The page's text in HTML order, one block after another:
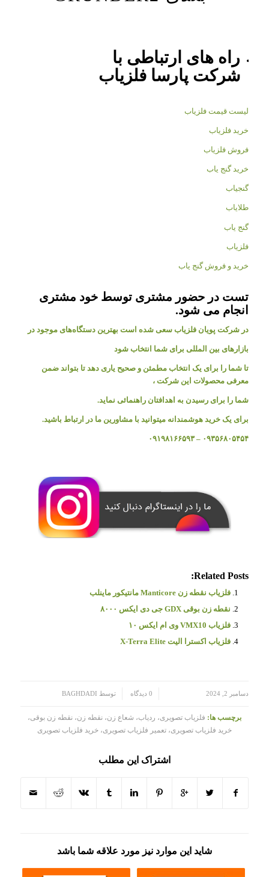
راه های ارتباطی با
شرکت پارسا فلزیاب
لیست قیمت فلزیاب
خرید فلزیاب
فروش فلزیاب
خرید گنج یاب
گنجیاب
طلایاب
گنج یاب
فلزیاب
خرید و فروش گنج یاب
تست در حضور مشتری توسط خود مشتری
انجام می شود.
در شرکت پویان فلزیاب سعی شده است بهترین دستگاه‌های موجود در
بازار‌های بین المللی برای شما انتخاب شود
تا شما را برای یک انتخاب مطمئن و صحیح یاری دهد تا بتواند ضمن
معرفی محصولات این شرکت ،
شما را برای رسیدن به اهدافتان راهنمائی نماید.
برای یک خرید هوشمندانه میتوانید با مشاورین ما در ارتباط باشید.
۰۹۳۵۶۸۰۵۴۵۴ – ۰۹۱۹۸۱۶۶۵۹۳
Related Posts:
فلزیاب نقطه زن Manticore مانتیکور ماینلب
نقطه زن بوقی GDX جی دی ایکس ۸۰۰۰
فلزیاب VMX10 وی ام ایکس ۱۰
فلزیاب اکسترا الیت X-Terra Elite
دسامبر 2, 2024 0 دیدگاه توسط BAGHDADI
برچسب ها: فلزیاب تصویری، ردیاب، شعاع زن، نقطه زن، نقطه زن بوقی،
خرید فلزیاب تصویری، تعمیر فلزیاب تصویری، خرید فلزیاب تصویری
اشتراک این مطلب
شاید این موارد نیز مورد علاقه شما باشد